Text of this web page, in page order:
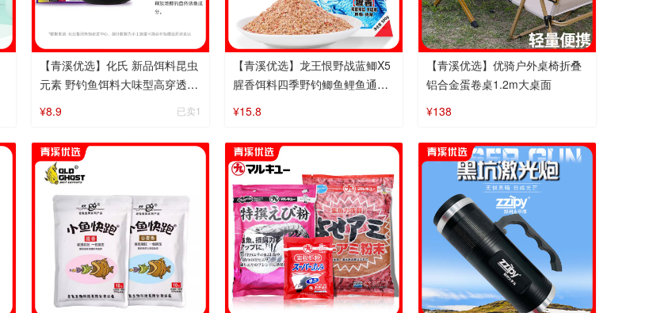
【青溪优选】化氏 新品饵料昆虫
元素 野钓鱼饵料大味型高穿透强
¥8.9 已卖1
【青溪优选】龙王恨野战蓝鲫X5
腥香饵料四季野钓鲫鱼鲤鱼通用
¥15.8
【青溪优选】优骑户外桌椅折叠
铝合金蛋卷桌1.2m大桌面
¥138